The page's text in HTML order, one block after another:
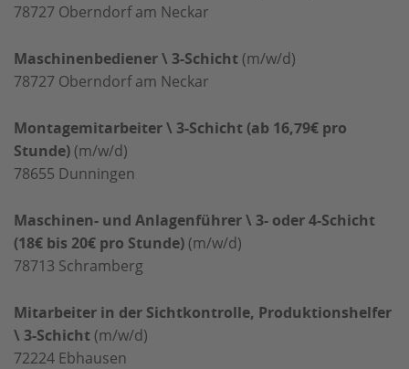
78727 Oberndorf am Neckar
Maschinenbediener \ 3-Schicht (m/w/d)
78727 Oberndorf am Neckar
Montagemitarbeiter \ 3-Schicht (ab 16,79€ pro
Stunde) (m/w/d)
78655 Dunningen
Maschinen- und Anlagenführer \ 3- oder 4-Schicht
(18€ bis 20€ pro Stunde) (m/w/d)
78713 Schramberg
Mitarbeiter in der Sichtkontrolle, Produktionshelfer
\ 3-Schicht (m/w/d)
72224 Ebhausen